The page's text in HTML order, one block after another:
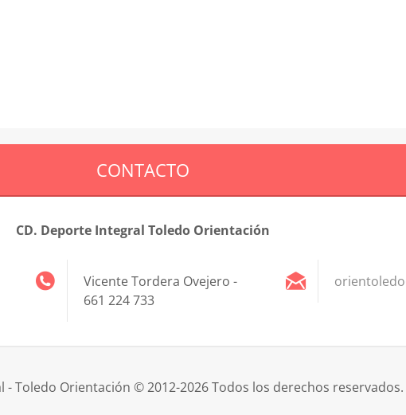
CONTACTO
CD. Deporte Integral Toledo Orientación
Vicente Tordera Ovejero -
661 224 733
orientol
- Toledo Orientación © 2012-2026 Todos los derechos reservados.